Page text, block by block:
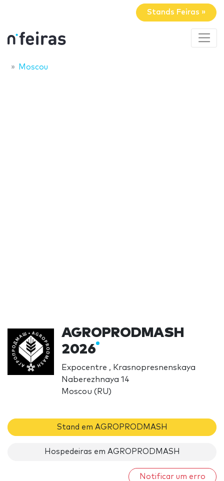
Stands Feiras »
Moscou
AGROPRODMASH
2026
Expocentre , Krasnopresnenskaya
Naberezhnaya 14
Moscou (RU)
Stand em AGROPRODMASH
Hospedeiras em AGROPRODMASH
Notificar um erro